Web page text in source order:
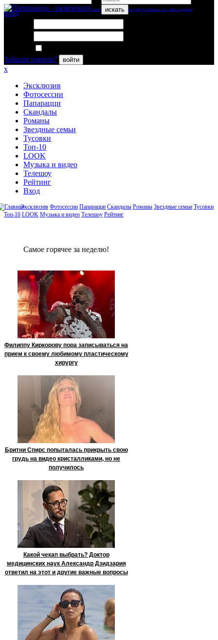
искать
вход
Забыли пароль?
войти
x
Эксклюзив
Фотосессии
Папарацци
Скандалы
Романы
Звездные семьи
Тусовки
Топ-10
LOOK
Музыка и видео
Телешоу
Рейтинг
Вход
Эксклюзив Фотосессии Папарацци Скандалы Романы Звездные семьи Тусовки
Топ-10 LOOK Музыка и видео Телешоу Рейтинг
Сaмое гoрячее за неделю!
Филиппу Киркорову пора записываться на
прием к своему любимому пластическому
хирургу
Бритни Спирс попыталась прикрыть свою
грудь на видео кристалликами, но не
получилось
Какой чекап выбрать? Доктор
медицинских наук Александр Дзидзария
ответил на этот и другие важные вопросы